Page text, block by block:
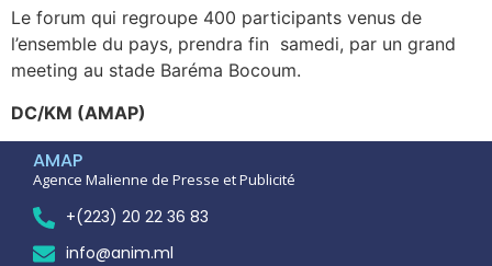
Le forum qui regroupe 400 participants venus de
l’ensemble du pays, prendra fin samedi, par un grand
meeting au stade Baréma Bocoum.
DC/KM (AMAP)
AMAP
Agence Malienne de Presse et Publicité
+(223) 20 22 36 83
info@anim.ml